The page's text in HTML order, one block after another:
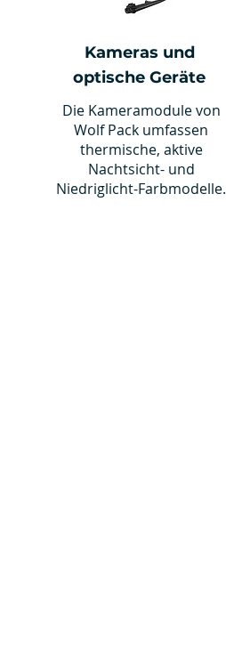
Kameras und
optische Geräte
Die Kameramodule von
Wolf Pack umfassen
thermische, aktive
Nachtsicht- und
Niedriglicht-Farbmodelle.